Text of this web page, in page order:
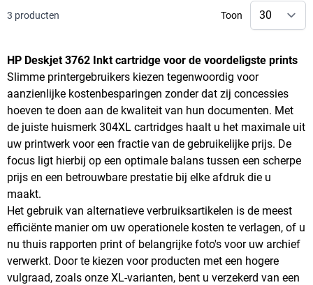
3 producten Toon
HP Deskjet 3762 Inkt cartridge voor de voordeligste prints
Slimme printergebruikers kiezen tegenwoordig voor
aanzienlijke kostenbesparingen zonder dat zij concessies
hoeven te doen aan de kwaliteit van hun documenten. Met
de juiste huismerk 304XL cartridges haalt u het maximale uit
uw printwerk voor een fractie van de gebruikelijke prijs. De
focus ligt hierbij op een optimale balans tussen een scherpe
prijs en een betrouwbare prestatie bij elke afdruk die u
maakt.
Het gebruik van alternatieve verbruiksartikelen is de meest
efficiënte manier om uw operationele kosten te verlagen, of u
nu thuis rapporten print of belangrijke foto's voor uw archief
verwerkt. Door te kiezen voor producten met een hogere
vulgraad, zoals onze XL-varianten, bent u verzekerd van een